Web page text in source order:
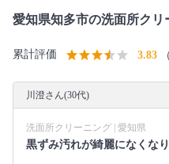
愛知県知多市の洗面所クリ
累計評価 3.83
川澄さん(30代)
洗面所クリーニング | 愛知県
黒ずみ汚れが綺麗になくな